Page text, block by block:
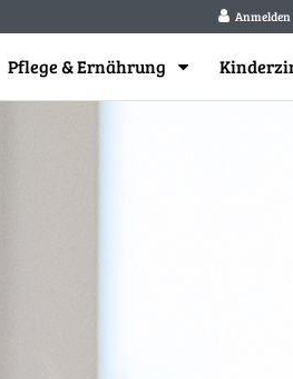
Anmelden
Pflege & Ernährung